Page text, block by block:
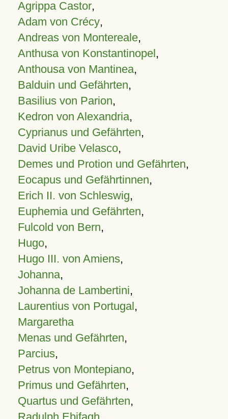
Agrippa Castor,
Adam von Crécy,
Andreas von Montereale,
Anthusa von Konstantinopel,
Anthousa von Mantinea,
Balduin und Gefährten,
Basilius von Parion,
Kedron von Alexandria,
Cyprianus und Gefährten,
David Uribe Velasco,
Demes und Protion und Gefährten,
Eocapus und Gefährtinnen,
Erich II. von Schleswig,
Euphemia und Gefährten,
Fulcold von Bern,
Hugo,
Hugo III. von Amiens,
Johanna,
Johanna de Lambertini,
Laurentius von Portugal,
Margaretha
Menas und Gefährten,
Parcius,
Petrus von Montepiano,
Primus und Gefährten,
Quartus und Gefährten,